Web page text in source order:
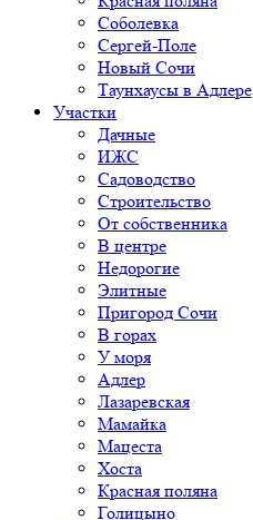
Соболевка
Сергей-Поле
Новый Сочи
Таунхаусы в Адлере
Участки
Дачные
ИЖС
Садоводство
Строительство
От собственника
В центре
Недорогие
Элитные
Пригород Сочи
В горах
У моря
Адлер
Лазаревская
Мамайка
Мацеста
Хоста
Красная поляна
Голицыно